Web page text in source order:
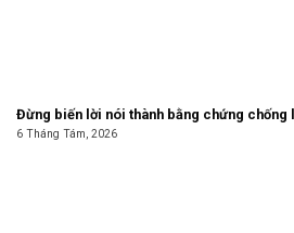
Đừng biến lời nói thành bằng chứng chống
6 Tháng Tám, 2026